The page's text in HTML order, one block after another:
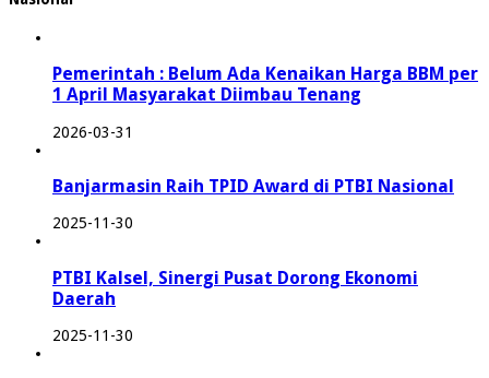
Pemerintah : Belum Ada Kenaikan Harga BBM per
1 April Masyarakat Diimbau Tenang
2026-03-31
Banjarmasin Raih TPID Award di PTBI Nasional
2025-11-30
PTBI Kalsel, Sinergi Pusat Dorong Ekonomi
Daerah
2025-11-30